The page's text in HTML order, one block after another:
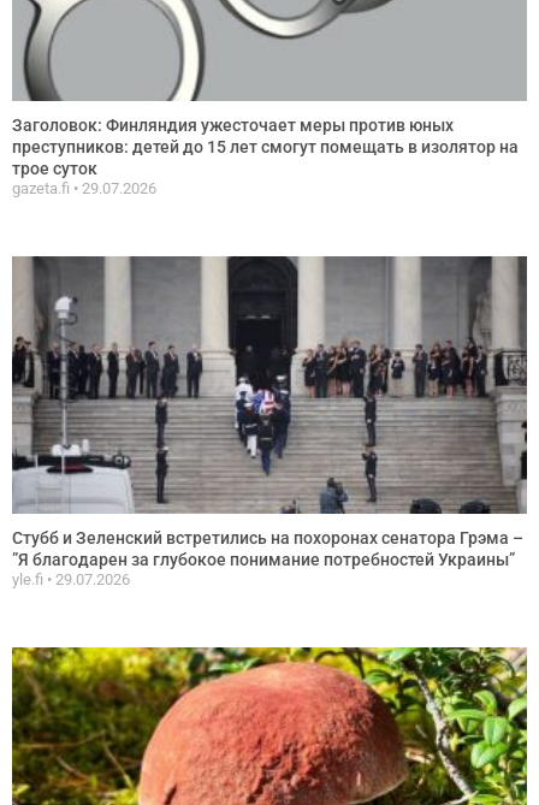
Заголовок: Финляндия ужесточает меры против юных
преступников: детей до 15 лет смогут помещать в изолятор на
трое суток
gazeta.fi 29.07.2026
Стубб и Зеленский встретились на похоронах сенатора Грэма –
”Я благодарен за глубокое понимание потребностей Украины”
yle.fi 29.07.2026